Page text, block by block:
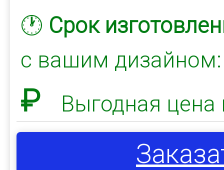
🕐 Срок
с вашим
₽ Выгодная